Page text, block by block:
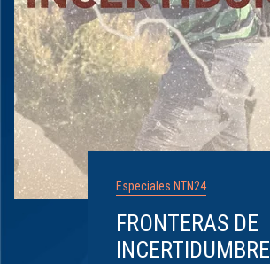
Especiales NTN24
FRONTERAS DE
INCERTIDUMBRE